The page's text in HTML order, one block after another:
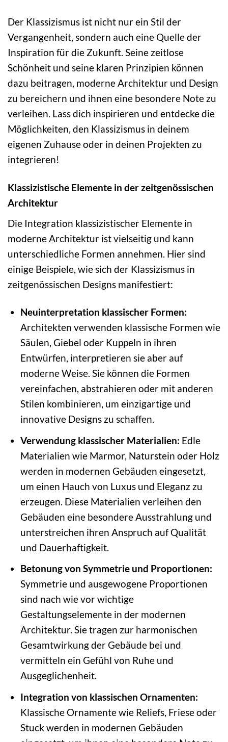
Der Klassizismus ist nicht nur ein Stil der
Vergangenheit, sondern auch eine Quelle der
Inspiration für die Zukunft. Seine zeitlose
Schönheit und seine klaren Prinzipien können
dazu beitragen, moderne Architektur und Design
zu bereichern und ihnen eine besondere Note zu
verleihen. Lass dich inspirieren und entdecke die
Möglichkeiten, den Klassizismus in deinem
eigenen Zuhause oder in deinen Projekten zu
integrieren!
Klassizistische Elemente in der zeitgenössischen
Architektur
Die Integration klassizistischer Elemente in
moderne Architektur ist vielseitig und kann
unterschiedliche Formen annehmen. Hier sind
einige Beispiele, wie sich der Klassizismus in
zeitgenössischen Designs manifestiert:
Neuinterpretation klassischer Formen:
Architekten verwenden klassische Formen wie
Säulen, Giebel oder Kuppeln in ihren
Entwürfen, interpretieren sie aber auf
moderne Weise. Sie können die Formen
vereinfachen, abstrahieren oder mit anderen
Stilen kombinieren, um einzigartige und
innovative Designs zu schaffen.
Verwendung klassischer Materialien: Edle
Materialien wie Marmor, Naturstein oder Holz
werden in modernen Gebäuden eingesetzt,
um einen Hauch von Luxus und Eleganz zu
erzeugen. Diese Materialien verleihen den
Gebäuden eine besondere Ausstrahlung und
unterstreichen ihren Anspruch auf Qualität
und Dauerhaftigkeit.
Betonung von Symmetrie und Proportionen:
Symmetrie und ausgewogene Proportionen
sind nach wie vor wichtige
Gestaltungselemente in der modernen
Architektur. Sie tragen zur harmonischen
Gesamtwirkung der Gebäude bei und
vermitteln ein Gefühl von Ruhe und
Ausgeglichenheit.
Integration von klassischen Ornamenten:
Klassische Ornamente wie Reliefs, Friese oder
Stuck werden in modernen Gebäuden